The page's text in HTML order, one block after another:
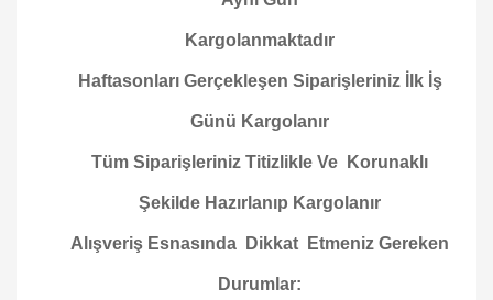
Kargolanmaktadır
Haftasonları Gerçekleşen Siparişleriniz İlk İş
Günü Kargolanır
Tüm Siparişleriniz Titizlikle Ve Korunaklı
Şekilde Hazırlanıp Kargolanır
Alışveriş Esnasında Dikkat Etmeniz Gereken
Durumlar: